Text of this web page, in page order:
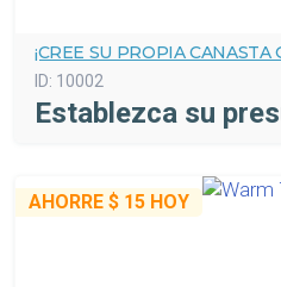
¡CREE SU PROPIA CANASTA
ID: 10002
Establezca su
AHORRE $ 15 HOY